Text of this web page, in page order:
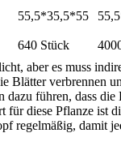
55,5*35,5*55
640 Stück
aber es muss
Blätter verbrennen
führen, dass die
für diese Pflanze ist
regelmäßig, damit